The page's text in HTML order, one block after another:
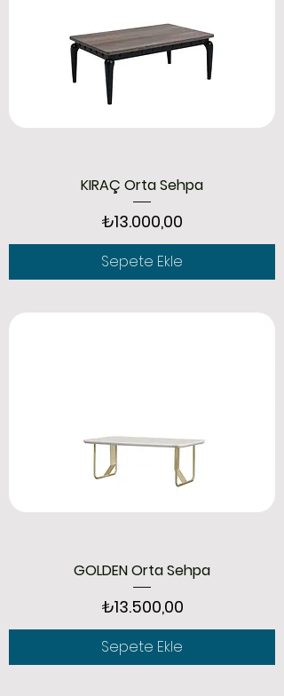
KIRAÇ Orta Sehpa
Fiyat
₺13.000,00
Sepete Ekle
GOLDEN Orta Sehpa
Fiyat
₺13.500,00
Sepete Ekle